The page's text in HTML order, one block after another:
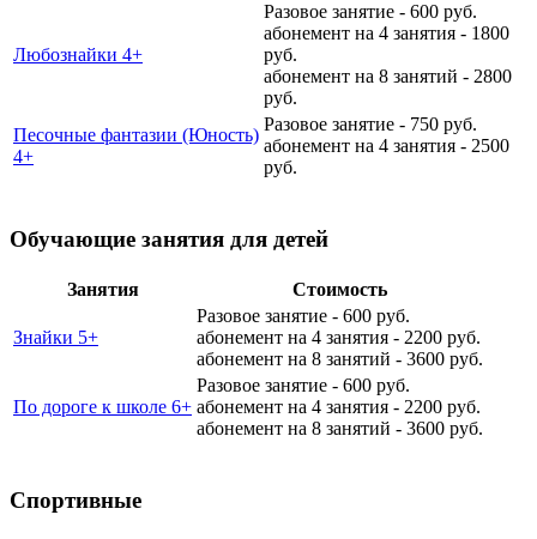
Любознайки 4+
Разовое занятие - 600 руб.
абонемент на 4 занятия - 1800
руб.
абонемент на 8 занятий - 2800
руб.
Песочные фантазии (Юность)
4+
Разовое занятие - 750 руб.
абонемент на 4 занятия - 2500
руб.
Обучающие занятия для детей
Занятия Стоимость
Знайки 5+
Разовое занятие - 600 руб.
абонемент на 4 занятия - 2200 руб.
абонемент на 8 занятий - 3600 руб.
По дороге к школе 6+
Разовое занятие - 600 руб.
абонемент на 4 занятия - 2200 руб.
абонемент на 8 занятий - 3600 руб.
Спортивные